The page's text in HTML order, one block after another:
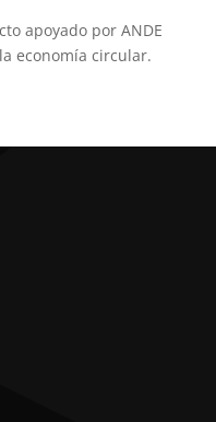
apoyado por ANDE
economía circular.